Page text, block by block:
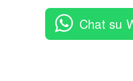
Chat su